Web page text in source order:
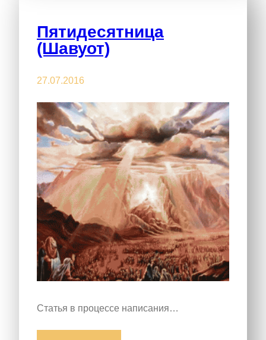
Пятидесятница
(Шавуот)
27.07.2016
Статья в процессе написания…